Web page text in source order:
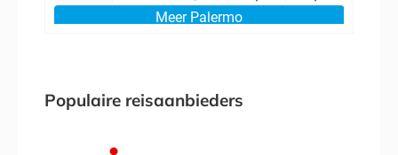
Populaire reisaanbieders